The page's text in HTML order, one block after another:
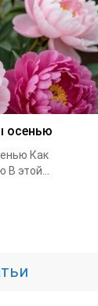
осенью
Как
этой...